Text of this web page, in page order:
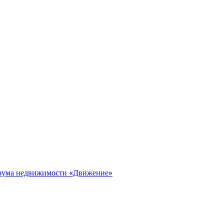
недвижимости «Движение»